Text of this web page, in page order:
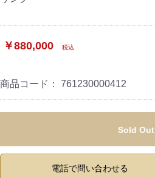
￥880,000 税込
商品コード： 761230000412
Sold Out
電話で問い合わせる